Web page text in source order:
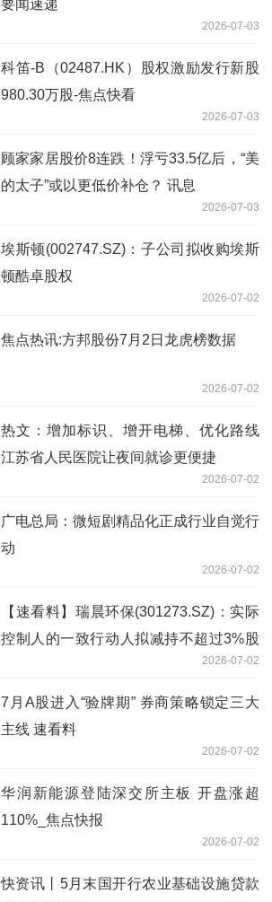
要闻速递
2026-07-03
科笛-B（02487.HK）股权激励发行新股
980.30万股-焦点快看
2026-07-03
顾家家居股价8连跌！浮亏33.5亿后，“美
的太子”或以更低价补仓？ 讯息
2026-07-03
埃斯顿(002747.SZ)：子公司拟收购埃斯
顿酷卓股权
2026-07-02
焦点热讯:方邦股份7月2日龙虎榜数据
2026-07-02
热文：增加标识、增开电梯、优化路线
江苏省人民医院让夜间就诊更便捷
2026-07-02
广电总局：微短剧精品化正成行业自觉行
动
2026-07-02
【速看料】瑞晨环保(301273.SZ)：实际
控制人的一致行动人拟减持不超过3%股
2026-07-02
7月A股进入“验牌期” 券商策略锁定三大
主线 速看料
2026-07-02
华润新能源登陆深交所主板 开盘涨超
110%_焦点快报
2026-07-02
快资讯丨5月末国开行农业基础设施贷款